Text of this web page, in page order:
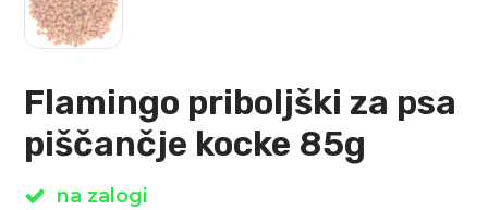
Flamingo priboljški za psa
piščančje kocke 85g
na zalogi